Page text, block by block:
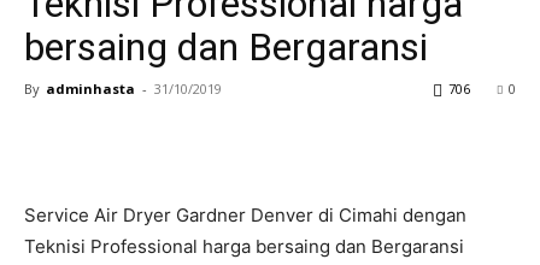
bersaing dan Bergaransi
By adminhasta - 31/10/2019 0
706
Service Air Dryer Gardner Denver di Cimahi dengan
Teknisi Professional harga bersaing dan Bergaransi